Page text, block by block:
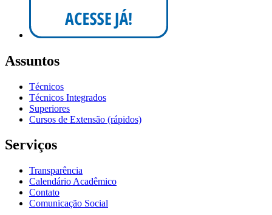
Assuntos
Técnicos
Técnicos Integrados
Superiores
Cursos de Extensão (rápidos)
Serviços
Transparência
Calendário Acadêmico
Contato
Comunicação Social